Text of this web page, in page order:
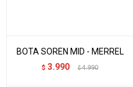
BOTA SOREN MID - MERREL
$ 3.990 $ 4.990